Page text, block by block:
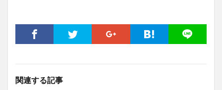
関連する記事